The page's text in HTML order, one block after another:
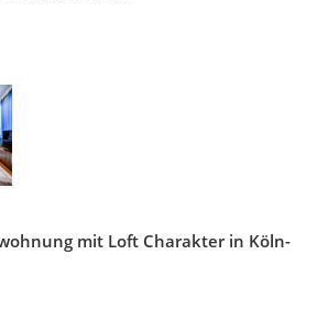
mit Loft Charakter in Köln-